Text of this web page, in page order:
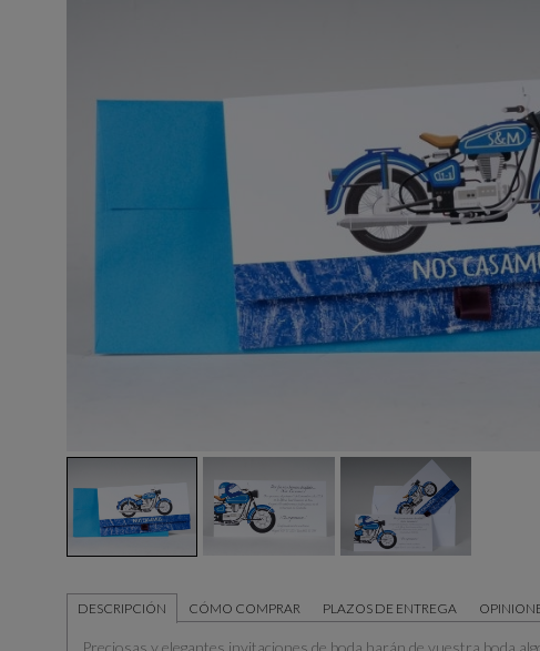
DESCRIPCIÓN CÓMO COMPRAR PLAZOS DE ENTREGA
Preciosas y elegantes invitaciones de boda harán de vuestra boda